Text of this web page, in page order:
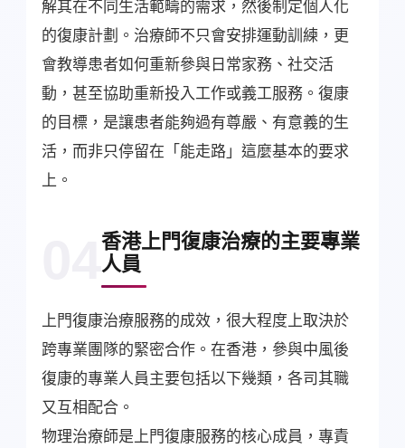
解其在不同生活範疇的需求，然後制定個人化
的復康計劃。治療師不只會安排運動訓練，更
會教導患者如何重新參與日常家務、社交活
動，甚至協助重新投入工作或義工服務。復康
的目標，是讓患者能夠過有尊嚴、有意義的生
活，而非只停留在「能走路」這麼基本的要求
上。
04香港上門復康治療的主要專業
人員
上門復康治療服務的成效，很大程度上取決於
跨專業團隊的緊密合作。在香港，參與中風後
復康的專業人員主要包括以下幾類，各司其職
又互相配合。
物理治療師是上門復康服務的核心成員，專責